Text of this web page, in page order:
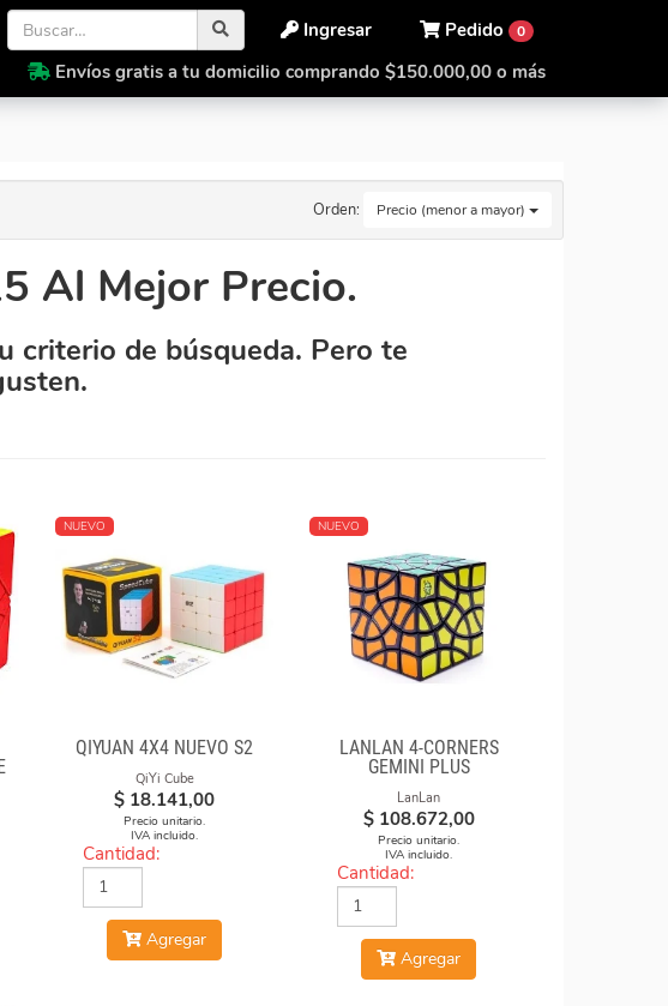
Pedido 0
Ingresar
Envíos gratis a tu domicilio comprando $150.000,00 o más
Orden: Precio (menor a mayor)
Al Mejor Precio.
criterio de búsqueda. Pero te
NUEVO
QIYUAN 4X4 NUEVO S2
QiYi Cube
$ 18.141,00
Precio unitario.
IVA incluido.
Cantidad:
Agregar
NUEVO
LANLAN 4-CORNERS
GEMINI PLUS
LanLan
$ 108.672,00
Precio unitario.
IVA incluido.
Cantidad:
Agregar